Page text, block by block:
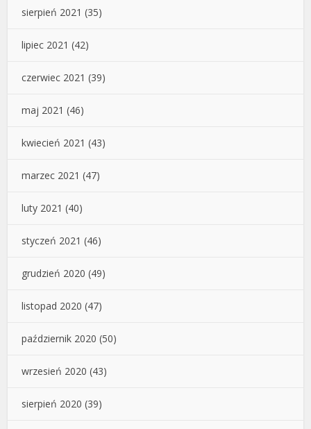
sierpień 2021 (35)
lipiec 2021 (42)
czerwiec 2021 (39)
maj 2021 (46)
kwiecień 2021 (43)
marzec 2021 (47)
luty 2021 (40)
styczeń 2021 (46)
grudzień 2020 (49)
listopad 2020 (47)
październik 2020 (50)
wrzesień 2020 (43)
sierpień 2020 (39)